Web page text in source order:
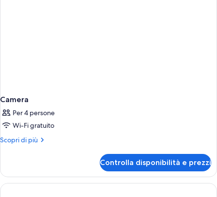
Camera
Per 4 persone
Wi-Fi gratuito
Scopri di più
Altri
Controlla disponibilità e prezzi